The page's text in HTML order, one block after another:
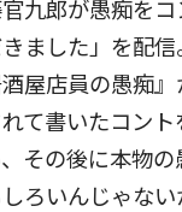
官九郎が愚痴を
ました」を配
屋店員の愚痴
て書いたコン
その後に本物
しろいんじゃな